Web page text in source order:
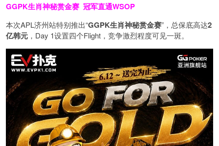
GGPK生肖神秘赏金赛 冠军直通WSOP
本次APL济州站特别推出“GGPK生肖神秘赏金赛”，总保底高达2
亿韩元 ，Day 1设置四个Flight，竞争激烈程度可见一斑。